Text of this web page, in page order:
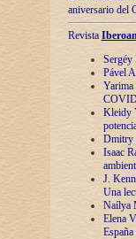
aniversario del
Revista
Sergéy
Pável
Yarima
Kleidy
Dmitry
Isaac
J.
Una
Naílya
Elena
España